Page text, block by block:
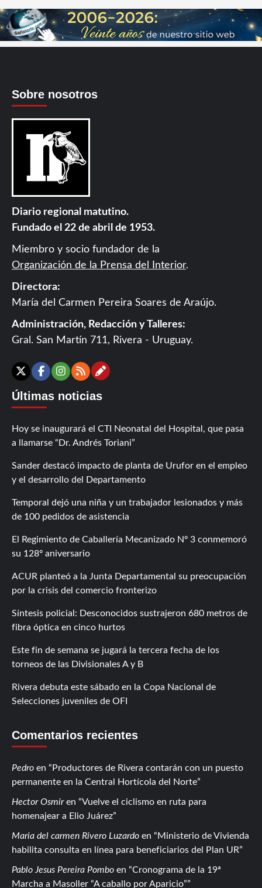
Sobre nosotros
Diario regional matutino.
Fundado el 22 de abril de 1953.
Miembro y socio fundador de la
Organización de la Prensa del Interior.
Directora:
María del Carmen Pereira Soares de Araújo.
Administración, Redacción y Talleres:
Gral. San Martín 711, Rivera - Uruguay.
X Facebook
Instagram
RSSContáctanos
Últimas noticias
Hoy se inaugurará el CTI Neonatal del Hospital, que pasa
a llamarse “Dr. Andrés Toriani”
Sander destacó impacto de planta de Urufor en el empleo
y el desarrollo del Departamento
Temporal dejó una niña y un trabajador lesionados y más
de 100 pedidos de asistencia
El Regimiento de Caballería Mecanizado Nº 3 conmemoró
su 128º aniversario
ACUR planteó a la Junta Departamental su preocupación
por la crisis del comercio fronterizo
Síntesis policial: Desconocidos sustrajeron 680 metros de
fibra óptica en cinco hurtos
Este fin de semana se jugará la tercera fecha de los
torneos de las Divisionales A y B
Rivera debuta este sábado en la Copa Nacional de
Selecciones juveniles de OFI
Comentarios recientes
Pedro en
Productores de Rivera contarán con un puesto
permanente en la Central Hortícola del Norte
Hector Osmiren
Vuelve el ciclismo en ruta para
homenajear a Elio Juárez
Maria del carmen Rivero Luzardo en
Ministerio de Vivienda
habilita consulta en línea para beneficiarios del Plan UR
Pablo Jesus Pereira Pombo en
Cronograma de la 19ª
Marcha a Masoller “A caballo por Aparicio”